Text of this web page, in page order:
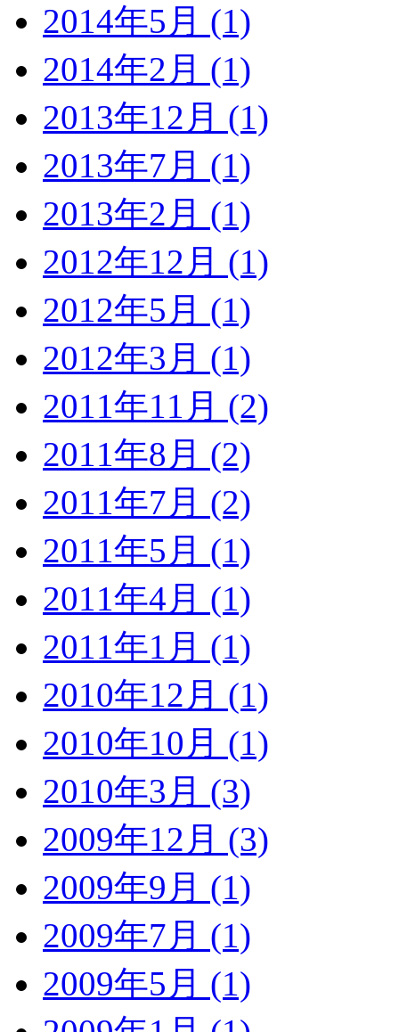
2014年5月 (1)
2014年2月 (1)
2013年12月 (1)
2013年7月 (1)
2013年2月 (1)
2012年12月 (1)
2012年5月 (1)
2012年3月 (1)
2011年11月 (2)
2011年8月 (2)
2011年7月 (2)
2011年5月 (1)
2011年4月 (1)
2011年1月 (1)
2010年12月 (1)
2010年10月 (1)
2010年3月 (3)
2009年12月 (3)
2009年9月 (1)
2009年7月 (1)
2009年5月 (1)